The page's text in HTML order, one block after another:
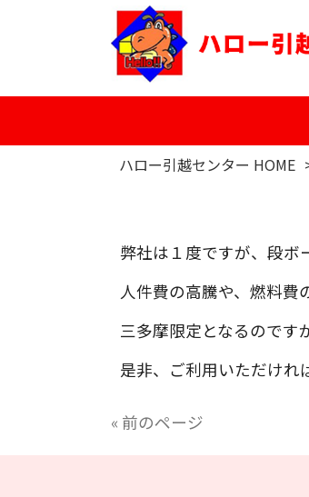
ハロー引越センター HOME
弊社は１度ですが、段ボ
人件費の高騰や、燃料費
三多摩限定となるのです
是非、ご利用いただけれ
« 前のページ